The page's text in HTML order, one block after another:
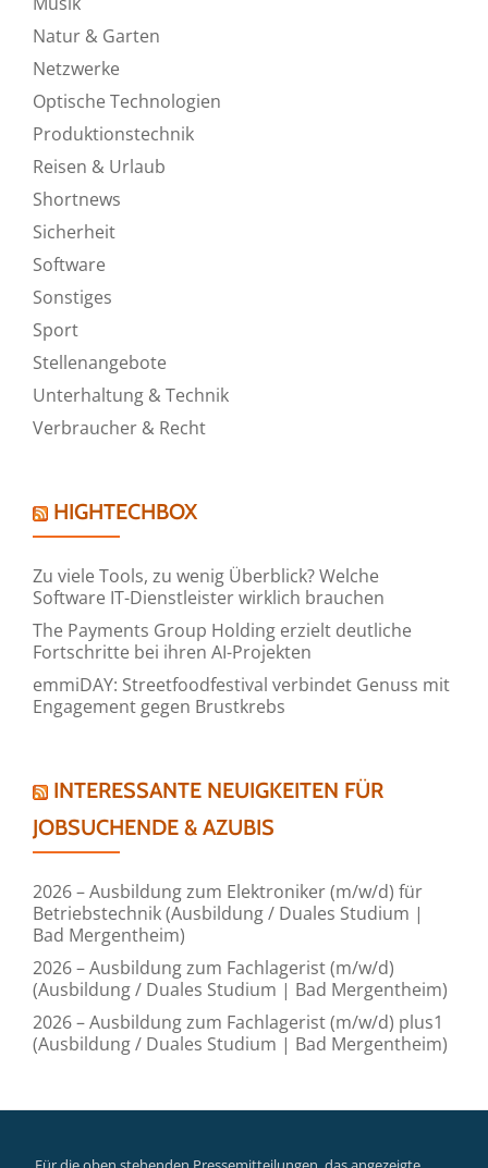
Natur & Garten
Netzwerke
Optische Technologien
Produktionstechnik
Reisen & Urlaub
Shortnews
Sicherheit
Software
Sonstiges
Sport
Stellenangebote
Unterhaltung & Technik
Verbraucher & Recht
HIGHTECHBOX
Zu viele Tools, zu wenig Überblick? Welche
Software IT-Dienstleister wirklich brauchen
The Payments Group Holding erzielt deutliche
Fortschritte bei ihren AI-Projekten
emmiDAY: Streetfoodfestival verbindet Genuss mit
Engagement gegen Brustkrebs
INTERESSANTE NEUIGKEITEN FÜR
JOBSUCHENDE & AZUBIS
2026 – Ausbildung zum Elektroniker (m/w/d) für
Betriebstechnik (Ausbildung / Duales Studium |
Bad Mergentheim)
2026 – Ausbildung zum Fachlagerist (m/w/d)
(Ausbildung / Duales Studium | Bad Mergentheim)
2026 – Ausbildung zum Fachlagerist (m/w/d) plus1
(Ausbildung / Duales Studium | Bad Mergentheim)